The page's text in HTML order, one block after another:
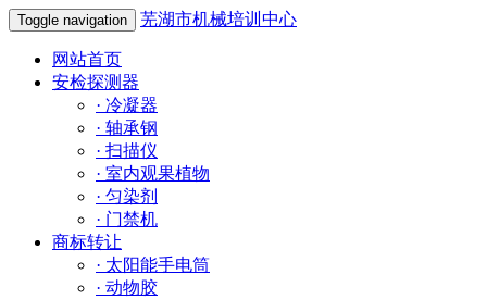
Toggle navigation 芜湖市机械培训中心
网站首页
安检探测器
· 冷凝器
· 轴承钢
· 扫描仪
· 室内观果植物
· 匀染剂
· 门禁机
商标转让
· 太阳能手电筒
· 动物胶